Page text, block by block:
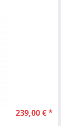
239,00 € *